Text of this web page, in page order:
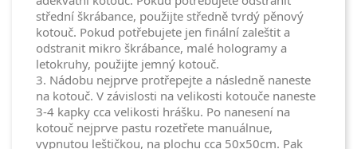
střední škrábance, použijte středně tvrdý pěnový
kotouč. Pokud potřebujete jen finální zaleštit a
odstranit mikro škrábance, malé hologramy a
letokruhy, použijte jemný kotouč.
3. Nádobu nejprve protřepejte a následně naneste
na kotouč. V závislosti na velikosti kotouče naneste
3-4 kapky cca velikosti hrášku. Po nanesení na
kotouč nejprve pastu rozetřete manuálnue,
vypnutou leštičkou, na plochu cca 50x50cm. Pak